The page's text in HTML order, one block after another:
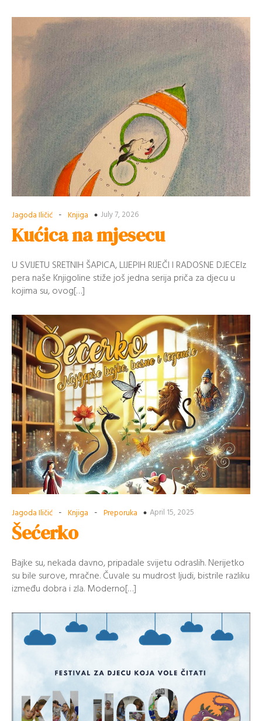
Jagoda Iličić - Knjiga July 7, 2026
Kućica na mjesecu
U SVIJETU SRETNIH ŠAPICA, LIJEPIH RIJEČI I RADOSNE DJECEIz
pera naše Knjigoline stiže još jedna serija priča za djecu u
kojima su, ovog[…]
Jagoda Iličić - Knjiga - Preporuka April 15, 2025
Šećerko
Bajke su, nekada davno, pripadale svijetu odraslih. Nerijetko
su bile surove, mračne. Čuvale su mudrost ljudi, bistrile razliku
između dobra i zla. Moderno[…]